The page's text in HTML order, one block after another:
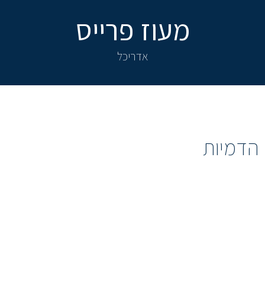
מעוז פרייס
אדריכל
הדמיות